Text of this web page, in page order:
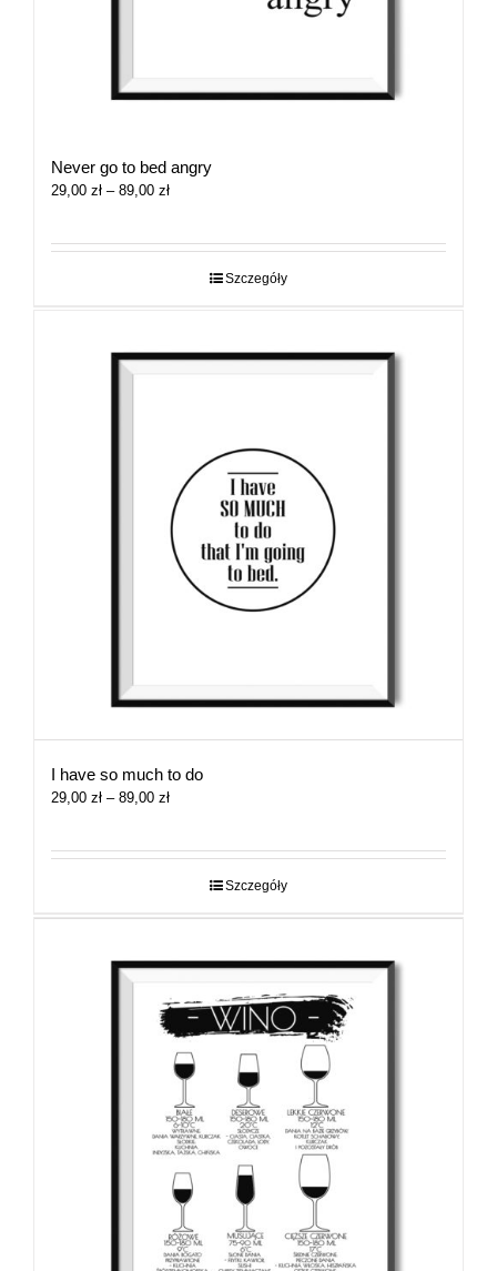
Never go to bed angry
29,00 zł – 89,00 złZakres
29,00 zł
Szczegóły
I have so much to do
29,00 zł – 89,00 złZakres
29,00 zł
Szczegóły